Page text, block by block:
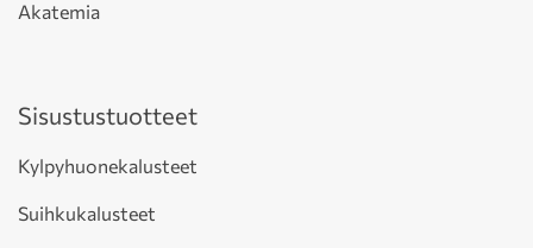
Akatemia
Sisustustuotteet
Kylpyhuonekalusteet
Suihkukalusteet